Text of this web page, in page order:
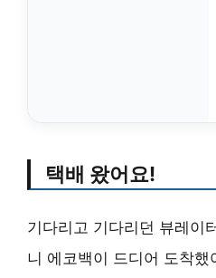
택배 왔어요!
기다리고 기다리던 뷰레이
니 에코백이 드디어 도착